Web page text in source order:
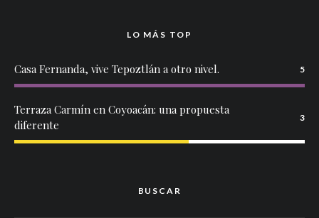
LO MÁS TOP
Casa Fernanda, vive Tepoztlán a otro nivel. 5
Terraza Carmín en Coyoacán: una propuesta
diferente
3
BUSCAR